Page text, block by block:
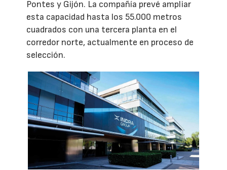
Pontes y Gijón. La compañía prevé ampliar
esta capacidad hasta los 55.000 metros
cuadrados con una tercera planta en el
corredor norte, actualmente en proceso de
selección.